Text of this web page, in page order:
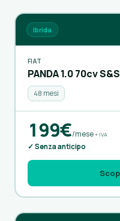
Ibrida
FIAT
PANDA 1.0 70cv
48 mesi
199€/mese+ IVA
✓ Senza anticipo